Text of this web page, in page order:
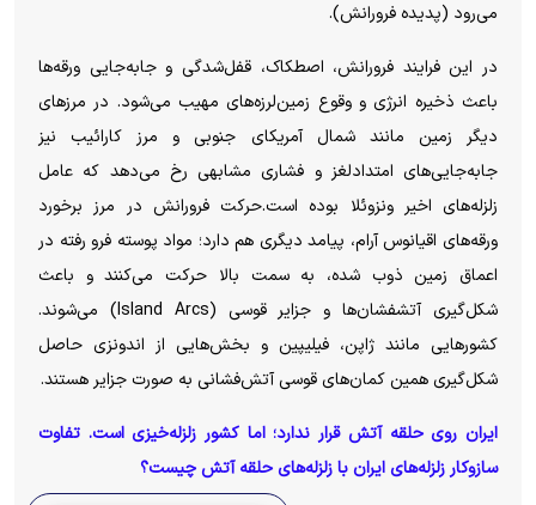
می‌رود (پدیده فرورانش).
در این فرایند فرورانش، اصطکاک، قفل‌شدگی و جابه‌جایی ورقه‌ها
باعث ذخیره انرژی و وقوع زمین‌لرزه‌های مهیب می‌شود. در مرزهای
دیگر زمین مانند شمال آمریکای جنوبی و مرز کارائیب نیز
جابه‌جایی‌های امتدادلغز و فشاری مشابهی رخ می‌دهد که عامل
زلزله‌های اخیر ونزوئلا بوده است.حرکت فرورانش در مرز برخورد
ورقه‌های اقیانوس آرام، پیامد دیگری هم دارد؛ مواد پوسته فرو رفته در
اعماق زمین ذوب شده، به سمت بالا حرکت می‌کنند و باعث
شکل‌گیری آتشفشان‌ها و جزایر قوسی (Island Arcs) می‌شوند.
کشورهایی مانند ژاپن، فیلیپین و بخش‌هایی از اندونزی حاصل
شکل‌گیری همین کمان‌های قوسی آتش‌فشانی به صورت جزایر هستند.
ایران روی حلقه آتش قرار ندارد؛ اما کشور زلزله‌خیزی است. تفاوت
سازوکار زلزله‌های ایران با زلزله‌های حلقه آتش چیست؟